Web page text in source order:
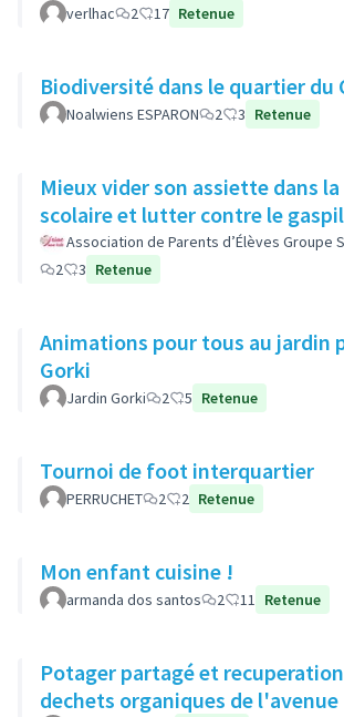
verlhac 2 17 Retenue
Biodiversité dans le quartier du
Noalwiens ESPARON 2 3 Retenue
Mieux vider son assiette dans
scolaire et lutter contre le
Association de Parents d’Élèves Groupe
2
3 Retenue
Animations pour tous au jardin
Gorki
Jardin Gorki 2 5 Retenue
Tournoi de foot interquartier
PERRUCHET 2 2 Retenue
Mon enfant cuisine !
armanda dos santos 2 11 Retenue
Potager partagé et
dechets organiques de l'avenue